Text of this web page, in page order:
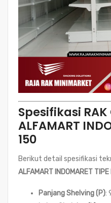
Spesifikasi RAK
ALFAMART
150
Berikut detail spesifikasi
ALFAMART INDOMARET
Panjang Shelving (P):